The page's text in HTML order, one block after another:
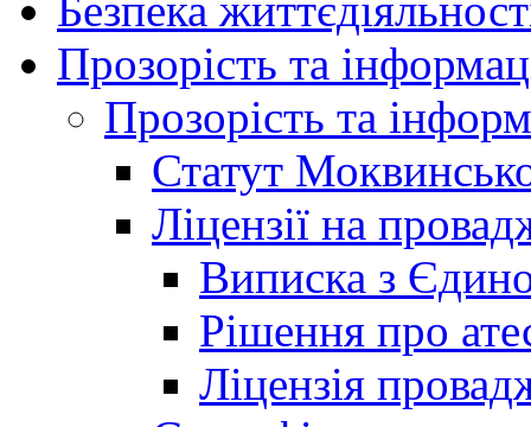
Безпека
Прозорість та
Прозорість та
Статут
Ліцензії на
Виписка з
Рішення про
Ліцензія